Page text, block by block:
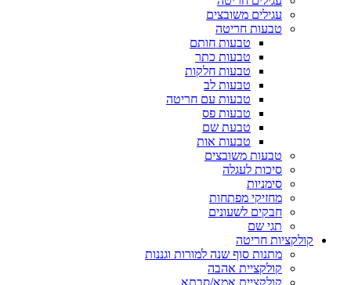
עגילים משובצים
טבעות חריטה
טבעות חותם
טבעות כתר
טבעות חלקות
טבעות לב
טבעות עם חריטה
טבעות פס
טבעת שם
טבעות אות
טבעות משובצים
סיכות לעגלה
סימניות
מחזיקי מפתחות
חבקים לשעונים
תגי שם
קולקציות חריטה
מתנות סוף שנה למורות וגננות
קולקציית אהבה
קולקציית אמא/סבתא